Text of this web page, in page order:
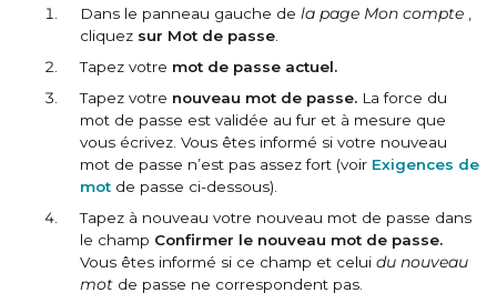
Dans le panneau gauche de la page Mon compte
cliquez sur Mot de passe
Tapez votre mot de passe actuel.
Tapez votre nouveau mot de passe. La force du
mot de passe est validée au fur et à mesure que
vous écrivez. Vous êtes informé si votre nouveau
mot de passe n’est pas assez fort (voir Exigences de
mot de passe ci-dessous).
Tapez à nouveau votre nouveau mot de passe dans
le champ Confirmer le nouveau mot de passe.
Vous êtes informé si ce champ et celui du nouveau
mot de passe ne correspondent pas.